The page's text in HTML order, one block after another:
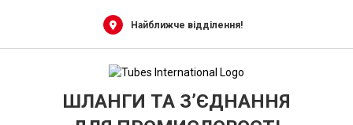
Найближче відділення!
ШЛАНГИ ТА З’ЄДНАННЯ